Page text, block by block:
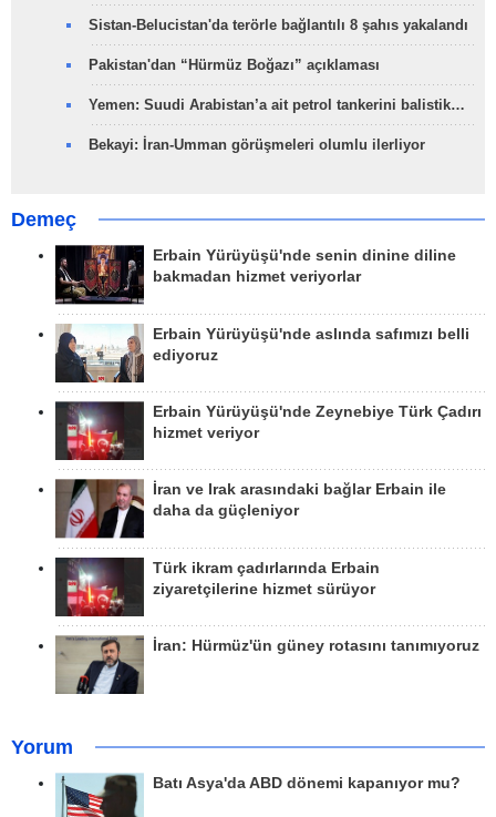
Sistan-Belucistan'da terörle bağlantılı 8 şahıs yakalandı
Pakistan'dan “Hürmüz Boğazı” açıklaması
Yemen: Suudi Arabistan’a ait petrol tankerini balistik…
Bekayi: İran-Umman görüşmeleri olumlu ilerliyor
Demeç
Erbain Yürüyüşü'nde senin dinine diline
bakmadan hizmet veriyorlar
Erbain Yürüyüşü'nde aslında safımızı belli
ediyoruz
Erbain Yürüyüşü'nde Zeynebiye Türk Çadırı
hizmet veriyor
İran ve Irak arasındaki bağlar Erbain ile
daha da güçleniyor
Türk ikram çadırlarında Erbain
ziyaretçilerine hizmet sürüyor
İran: Hürmüz'ün güney rotasını tanımıyoruz
Yorum
Batı Asya'da ABD dönemi kapanıyor mu?